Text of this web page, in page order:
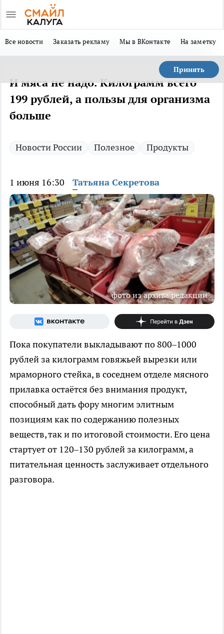
Все новости Заказать рекламу Мы в ВКонтакте На заметку
Принять
И мяса не надо. Килограмм всего
199 рублей, а пользы для организма
больше
Новости России Полезное Продукты
1 июня 16:30 Татьяна Секретова
фото из архива редакции
Пока покупатели выкладывают по 800–1000
рублей за килограмм говяжьей вырезки или
мраморного стейка, в соседнем отделе мясного
прилавка остаётся без внимания продукт,
способный дать фору многим элитным
позициям как по содержанию полезных
веществ, так и по итоговой стоимости. Его цена
стартует от 120–130 рублей за килограмм, а
питательная ценность заслуживает отдельного
разговора.